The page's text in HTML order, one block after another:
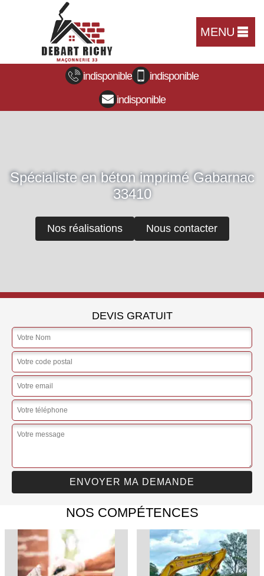
MENU
indisponible
indisponible
indisponible
Spécialiste en béton imprimé Gabarnac
33410
Nos réalisations Nous contacter
DEVIS GRATUIT
NOS COMPÉTENCES